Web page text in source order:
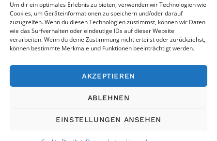
Um dir ein optimales Erlebnis zu bieten, verwenden wir Technologien wie
Cookies, um Geräteinformationen zu speichern und/oder darauf
zuzugreifen. Wenn du diesen Technologien zustimmst, können wir Daten
wie das Surfverhalten oder eindeutige IDs auf dieser Website
verarbeiten. Wenn du deine Zustimmung nicht erteilst oder zurückziehst,
können bestimmte Merkmale und Funktionen beeinträchtigt werden.
AKZEPTIEREN
ABLEHNEN
EINSTELLUNGEN ANSEHEN
Impressum Cookie-Richtlinie Datenschutzerklärung